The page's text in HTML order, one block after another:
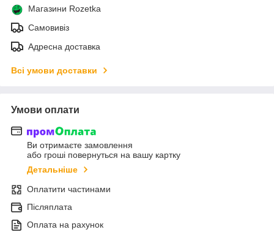
Магазини Rozetka
Самовивіз
Адресна доставка
Всі умови доставки
Умови оплати
Ви отримаєте замовлення
або гроші повернуться на вашу картку
Детальніше
Оплатити частинами
Післяплата
Оплата на рахунок